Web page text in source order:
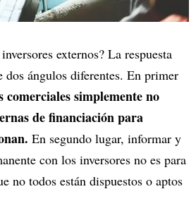
externos? La respuesta
dos ángulos diferentes. En primer
comerciales simplemente no
de financiación para
En segundo lugar, informar y
con los inversores no es para
no todos están dispuestos o aptos